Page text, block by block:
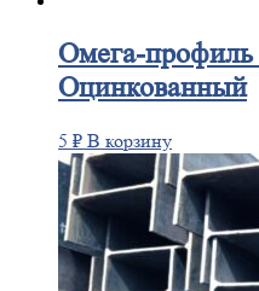
Омега-профиль
Оцинкованный
5 ₽ В корзину